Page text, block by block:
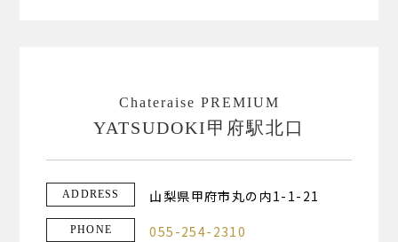
Chateraise PREMIUM
YATSUDOKI甲府駅北口
ADDRESS 山梨県甲府市丸の内1-1-21
PHONE 055-254-2310